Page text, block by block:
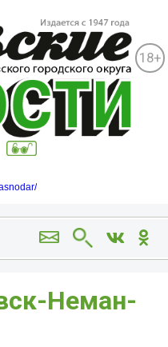
18+
Неман-